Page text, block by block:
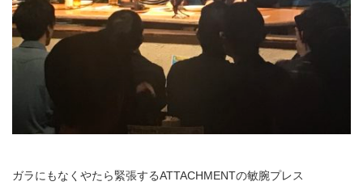
ガラにもなくやたら緊張するATTACHMENTの敏腕プレス